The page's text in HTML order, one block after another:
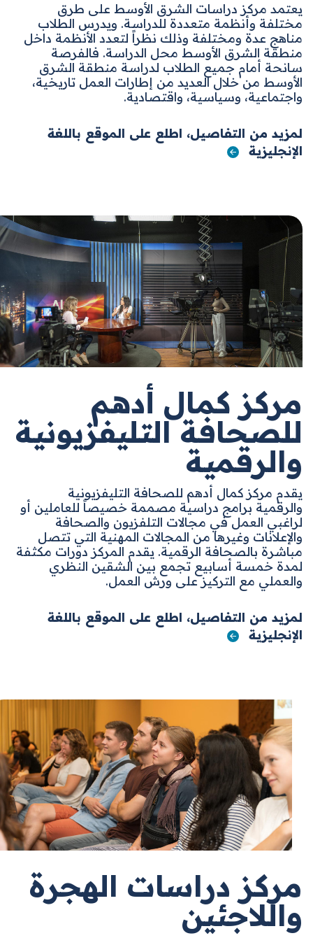
يعتمد مركز دراسات الشرق الأوسط على طرق
مختلفة وأنظمة متعددة للدراسة. ويدرس الطلاب
مناهج عدة ومختلفة وذلك نظراً لتعدد الأنظمة داخل
منطقة الشرق الأوسط محل الدراسة. فالفرصة
سانحة أمام جميع الطلاب لدراسة منطقة الشرق
الأوسط من خلال العديد من إطارات العمل تاريخية،
واجتماعية، وسياسية، واقتصادية.
لمزيد من التفاصيل، اطلع على الموقع باللغة
الإنجليزية
مركز كمال أدهم
للصحافة التليفزيونية
والرقمية
يقدم مركز كمال أدهم للصحافة التليفزيونية
والرقمية برامج دراسية مصممة خصيصاً للعاملين أو
لراغبي العمل في مجالات التلفزيون والصحافة
والإعلانات وغيرها من المجالات المهنية التي تتصل
مباشرة بالصحافة الرقمية. يقدم المركز دورات مكثفة
لمدة خمسة أسابيع تجمع بين الشقين النظري
والعملي مع التركيز على ورش العمل.
لمزيد من التفاصيل، اطلع على الموقع باللغة
الإنجليزية
مركز دراسات الهجرة
واللاجئين